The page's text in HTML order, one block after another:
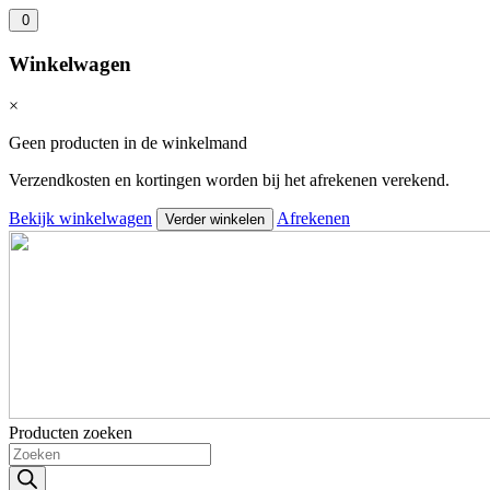
0
Winkelwagen
×
Geen producten in de winkelmand
Verzendkosten en kortingen worden bij het afrekenen verekend.
Bekijk winkelwagen Verder winkelen Afrekenen
Producten zoeken